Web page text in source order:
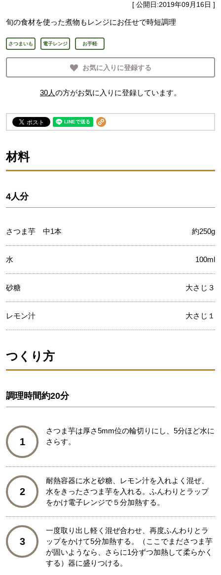
[ 公開日:2019年09月16日 ]
旬の食材を使った煮物もレンジにお任せで時短調理
さつまいも 電子レンジ お手軽
お気に入りに登録する
30人の方がお気に入りに登録しています。
材料
4人分
さつま芋 中1本 約250g
水 100ml
砂糖 大さじ３
レモン汁 大さじ１
つくり方
調理時間約20分
1
さつま芋は厚さ5mm位の輪切りにし、5分ほど水に
さらす。
2
耐熱容器に水と砂糖、レモン汁を入れよく混ぜ、
水をきったさつま芋を入れる。ふんわりとラップ
をかけ電子レンジで５分加熱する。
3
一度取り出し軽く混ぜ合わせ、再度ふんわりとラ
ップをかけて5分加熱する。（ここでまださつま芋
が固いようなら、さらに1分ずつ加熱して柔らかく
する）器に盛りつける。